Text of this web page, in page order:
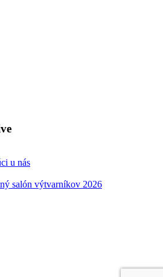
u nás
salón výtvarníkov 2026